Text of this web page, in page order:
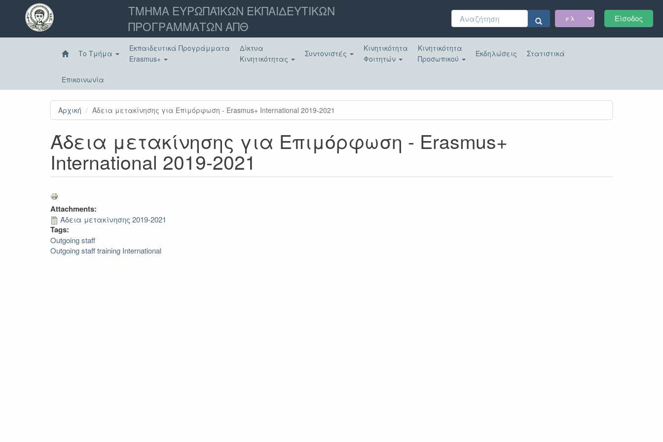
Παράκαμψη
κυρίως
Είσοδος
ΤΜΗΜΑ ΕΥΡΩΠΑΪΚΩΝ ΕΚΠΑΙΔΕΥΤΙΚΩΝ
ΠΡΟΓΡΑΜΜΑΤΩΝ ΑΠΘ
Φόρμα
αναζήτησης
Αναζήτηση
Το Τμήμα
Εκπαιδευτικά Προγράμματα
Erasmus+
Δίκτυα
Κινητικότητας
Συντονιστές
Κινητικότητα
Φοιτητών
Κινητικότητα
Προσωπικού
Εκδηλώσεις Στατιστικά
Επικοινωνία
Αρχική Άδεια μετακίνησης για Επιμόρφωση - Erasmus+ International 2019-2021
Άδεια μετακίνησης για Επιμόρφωση - Erasmus+
International 2019-2021
Attachments:
Άδεια μετακίνησης 2019-2021
Tags:
Outgoing staff
Outgoing staff training International